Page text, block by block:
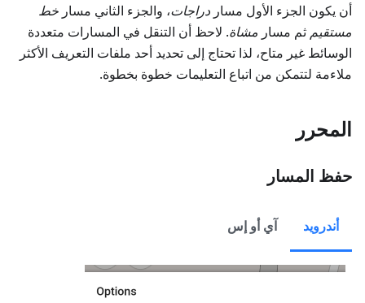
أن يكون الجزء الأول مسار دراجات، والجزء الثاني مسار خط
مستقيم ثم مسار مشاة. لاحظ أن التنقل في المسارات متعددة
الوسائط غير متاح، لذا تحتاج إلى تحديد أحد ملفات التعريف الأكثر
ملاءمة لتتمكن من اتباع التعليمات خطوة بخطوة.
المحرر
حفظ المسار
أندرويد آي أو إس